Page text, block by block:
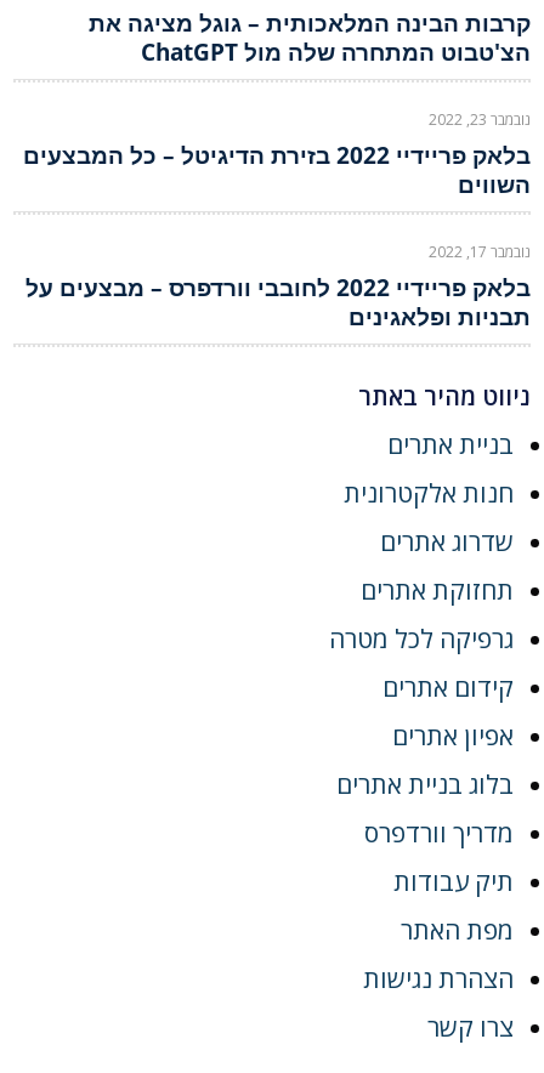
קרבות הבינה המלאכותית – גוגל מציגה את
הצ'טבוט המתחרה שלה מול ChatGPT
נובמבר 23, 2022
בלאק פריידיי 2022 בזירת הדיגיטל – כל המבצעים
השווים
נובמבר 17, 2022
בלאק פריידיי 2022 לחובבי וורדפרס – מבצעים על
תבניות ופלאגינים
ניווט מהיר באתר
בניית אתרים
חנות אלקטרונית
שדרוג אתרים
תחזוקת אתרים
גרפיקה לכל מטרה
קידום אתרים
אפיון אתרים
בלוג בניית אתרים
מדריך וורדפרס
תיק עבודות
מפת האתר
הצהרת נגישות
צרו קשר